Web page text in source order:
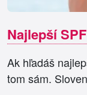
Najlepší
Ak hľadáš
tom sám.